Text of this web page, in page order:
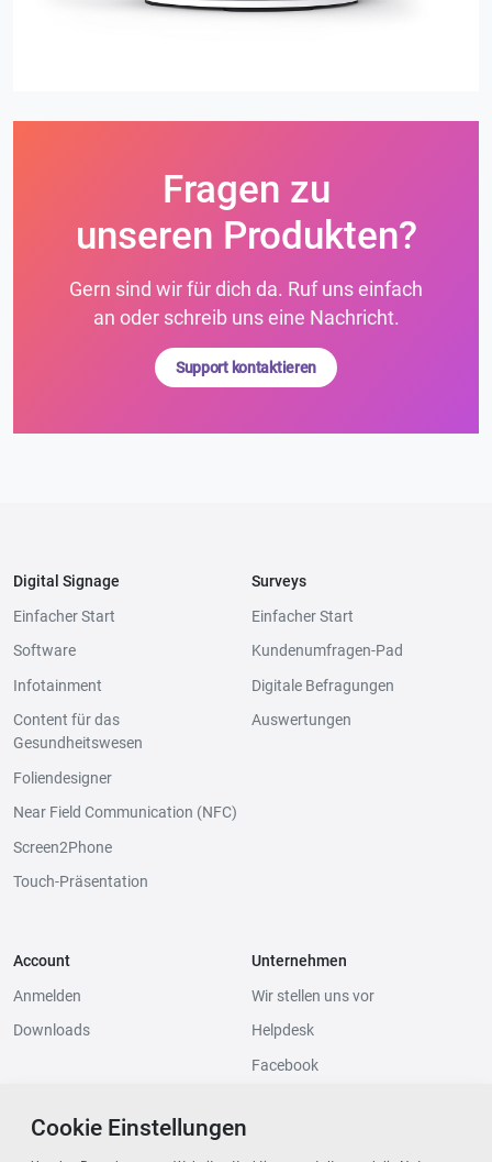
Fragen zu
unseren Produkten?
Gern sind wir für dich da. Ruf uns einfach
an oder schreib uns eine Nachricht.
Support kontaktieren
Digital Signage
Einfacher Start
Software
Infotainment
Content für das
Gesundheitswesen
Foliendesigner
Near Field Communication (NFC)
Screen2Phone
Touch-Präsentation
Surveys
Einfacher Start
Kundenumfragen-Pad
Digitale Befragungen
Auswertungen
Account
Anmelden
Downloads
Unternehmen
Wir stellen uns vor
Helpdesk
Facebook
Cookie Einstellungen